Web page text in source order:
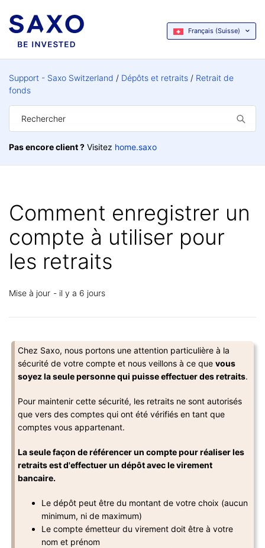
Français (Suisse)
Support - Saxo Switzerland Dépôts et retraits
Retrait de
fonds
Pas encore client ? Visitez home.saxo
Comment enregistrer un
compte à utiliser pour
les retraits
Mise à jour il y a 6 jours
Chez Saxo, nous portons une attention particulière à la
sécurité de votre compte et nous veillons à ce quevous
soyez la seule personne qui puisse effectuer des retraits.
Pour maintenir cette sécurité, les retraits ne sont autorisés
que vers des comptes qui ont été vérifiés en tant que
comptes vous appartenant.
La seule façon de référencer un compte pour réaliser les
retraits est d'effectuer un dépôt avec le virement
bancaire.
Le dépôt peut être du montant de votre choix (aucun
minimum, ni de maximum)
Le compte émetteur du virement doit être à votre
nom et prénom